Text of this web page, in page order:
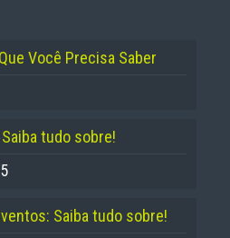
Você Precisa Saber
tudo sobre!
Saiba tudo sobre!